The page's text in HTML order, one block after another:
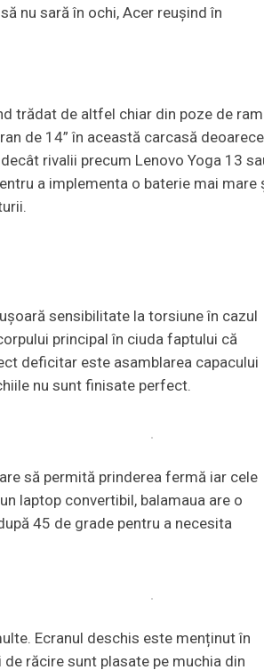
nu sară în ochi, Acer reușind în
trădat de altfel chiar din poze de
de 14” în această carcasă deoarece
rivalii precum Lenovo Yoga 13
a implementa o baterie mai mare
sensibilitate la torsiune în cazul
principal în ciuda faptului că
deficitar este asamblarea capacului
nu sunt finisate perfect.
să permită prinderea fermă iar cele
laptop convertibil, balamaua are o
45 de grade pentru a necesita
Ecranul deschis este menținut în
răcire sunt plasate pe muchia din